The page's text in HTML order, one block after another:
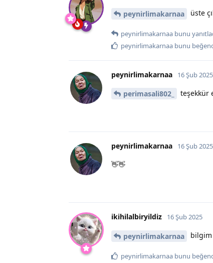
peynirlimakarnaa üste
peynirlimakarnaa bunu
peynirlimakarnaa bunu
peynirlimakarnaa 16 Şub 2025
perimasali802_ teşekkür
peynirlimakarnaa 16 Şub 2025
👋👋
ikihilalbiryildiz 16 Şub 2025
peynirlimakarnaa bilgim
peynirlimakarnaa bunu